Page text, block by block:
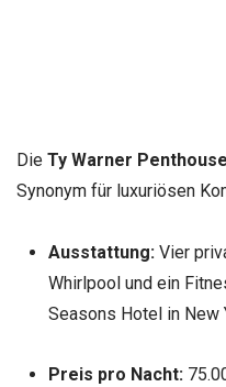
Die Ty Warner
Synonym für luxuriösen
Ausstattung:Vier
Whirlpool und ein
Seasons Hotel in New
Preis pro Nacht: